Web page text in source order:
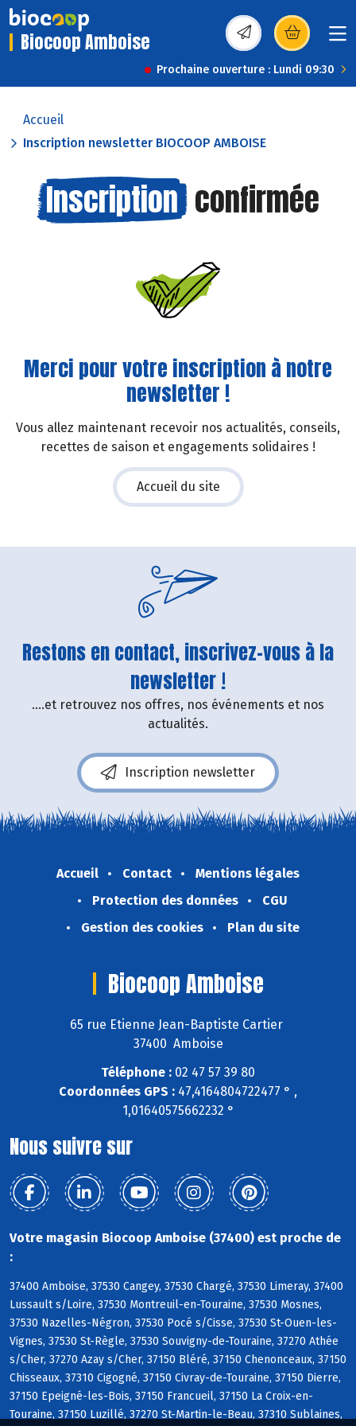
Biocoop Amboise (s’ouvre dans une
Prochaine ouverture : Lundi 09:30
Accueil
Inscription newsletter BIOCOOP AMBOISE
Inscription confirmée
Merci pour votre inscription à notre
newsletter !
Vous allez maintenant recevoir nos actualités, conseils,
recettes de saison et engagements solidaires !
Accueil du site
Restons en contact, inscrivez-vous à la
newsletter !
....et retrouvez nos offres, nos événements et nos
actualités.
Inscription newsletter
Accueil Contact
Mentions légales
Protection des données
CGU
Gestion des cookies
Plan du site
Biocoop Amboise
65 rue Etienne Jean-Baptiste Cartier
37400 Amboise
Téléphone : 02 47 57 39 80
Coordonnées GPS : 47,4164804722477 ° ,
1,01640575662232 °
Nous suivre sur
Votre magasin Biocoop Amboise (37400) est proche de
:
37400 Amboise, 37530 Cangey, 37530 Chargé, 37530 Limeray, 37400
Lussault s/Loire, 37530 Montreuil-en-Touraine, 37530 Mosnes,
37530 Nazelles-Négron, 37530 Pocé s/Cisse, 37530 St-Ouen-les-
Vignes, 37530 St-Règle, 37530 Souvigny-de-Touraine, 37270 Athée
s/Cher, 37270 Azay s/Cher, 37150 Bléré, 37150 Chenonceaux, 37150
Chisseaux, 37310 Cigogné, 37150 Civray-de-Touraine, 37150 Dierre,
37150 Epeigné-les-Bois, 37150 Francueil, 37150 La Croix-en-
Touraine, 37150 Luzillé, 37270 St-Martin-le-Beau, 37310 Sublaines,